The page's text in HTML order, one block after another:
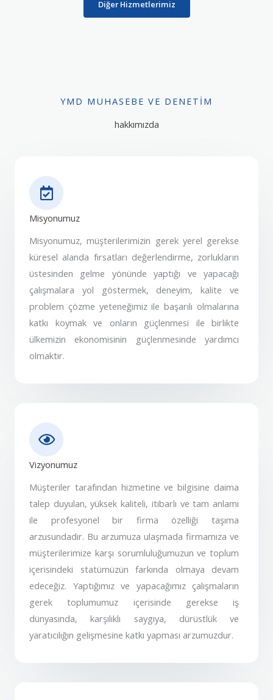
Diğer Hizmetlerimiz
YMD MUHASEBE VE DENETIM
hakkımızda
Misyonumuz
Misyonumuz, müşterilerimizin gerek yerel gerekse
küresel alanda fırsatları değerlendirme, zorlukların
üstesinden gelme yönünde yaptığı ve yapacağı
çalışmalara yol göstermek, deneyim, kalite ve
problem çözme yeteneğimiz ile başarılı olmalarına
katkı koymak ve onların güçlenmesi ile birlikte
ülkemizin ekonomisinin güçlenmesinde yardımcı
olmaktır.
Vizyonumuz
Müşteriler tarafından hizmetine ve bilgisine daima
talep duyulan, yüksek kaliteli, itibarlı ve tam anlamı
ile profesyonel bir firma özelliği taşıma
arzusundadır. Bu arzumuza ulaşmada firmamıza ve
müşterilerimize karşı sorumluluğumuzun ve toplum
içerisindeki statümüzün farkında olmaya devam
edeceğiz. Yaptığımız ve yapacağımız çalışmaların
gerek toplumumuz içerisinde gerekse iş
dünyasında, karşılıklı saygıya, dürüstlük ve
yaratıcılığın gelişmesine katkı yapması arzumuzdur.